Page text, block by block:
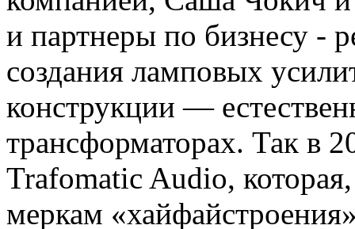
и партнеры по бизнесу -
создания ламповых
конструкции —
трансформаторах. Так в
Trafomatic Audio,
меркам